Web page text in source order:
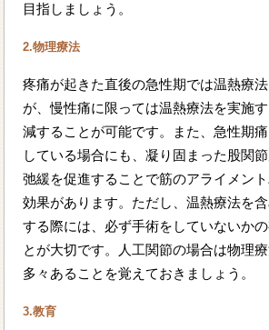
目指しましょう。
2.物理療法
疼痛が起きた直後の急性期では温熱療
が、慢性痛に限っては温熱療法を実施
減することが可能です。また、急性期
している場合にも、凝り固まった股関節
弛緩を促進することで筋のアライメン
効果があります。ただし、温熱療法を
する際には、必ず手術をしていないか
とが大切です。人工関節の場合は物理
多々あることを覚えておきましょう。
3.教育